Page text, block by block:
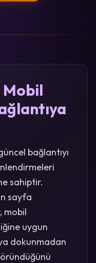
Mobil
bağlantıyı
sahiptir.
sayfa
mobil
uygun
dokunmadan